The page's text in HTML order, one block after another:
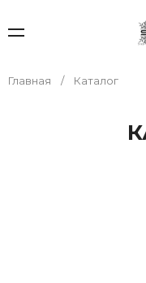
Главная Каталог